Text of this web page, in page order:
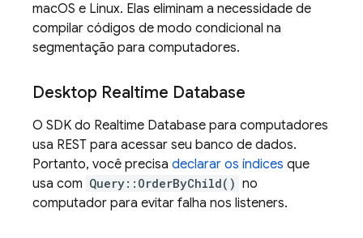
macOS e Linux. Elas eliminam a necessidade de
compilar códigos de modo condicional na
segmentação para computadores.
Desktop Realtime Database
O SDK do Realtime Database para computadores
usa REST para acessar seu banco de dados.
Portanto, você precisa declarar os índices que
usa com Query::OrderByChild() no
computador para evitar falha nos listeners.